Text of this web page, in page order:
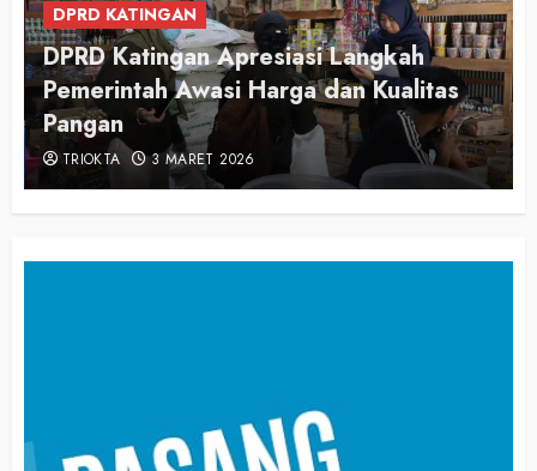
DPRD KATINGAN
DPRD Katingan Apresiasi Langkah
Pemerintah Awasi Harga dan Kualitas
Pangan
TRIOKTA 3 MARET 2026